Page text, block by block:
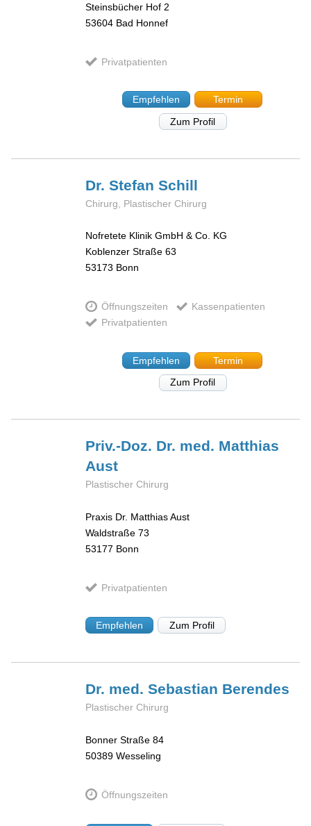
Steinsbücher Hof 2
53604 Bad Honnef
Privatpatienten
Empfehlen
Termin
Zum Profil
Dr. StefanSchill
Chirurg, Plastischer Chirurg
Nofretete Klinik GmbH & Co. KG
Koblenzer Straße 63
53173 Bonn
Öffnungszeiten
Kassenpatienten
Privatpatienten
Empfehlen
Termin
Zum Profil
Priv.-Doz. Dr. med. Matthias
Aust
Plastischer Chirurg
Praxis Dr. Matthias Aust
Waldstraße 73
53177 Bonn
Privatpatienten
Empfehlen Zum Profil
Dr. med. Sebastian Berendes
Plastischer Chirurg
Bonner Straße 84
50389 Wesseling
Öffnungszeiten